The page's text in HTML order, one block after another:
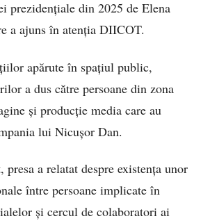
prezidențiale din 2025 de Elena
a ajuns în atenția DIICOT.
apărute în spațiul public,
a dus către persoane din zona
și producție media care au
lui Nicușor Dan.
presa a relatat despre existența unor
între persoane implicate în
și cercul de colaboratori ai